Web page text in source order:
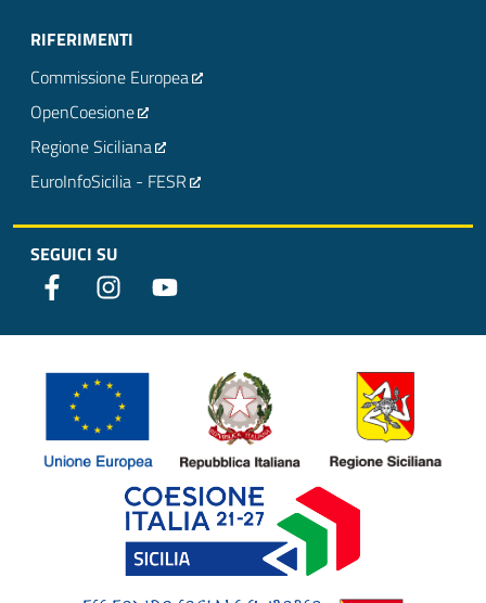
RIFERIMENTI
Commissione Europea
OpenCoesione
Regione Siciliana
EuroInfoSicilia - FESR
SEGUICI SU